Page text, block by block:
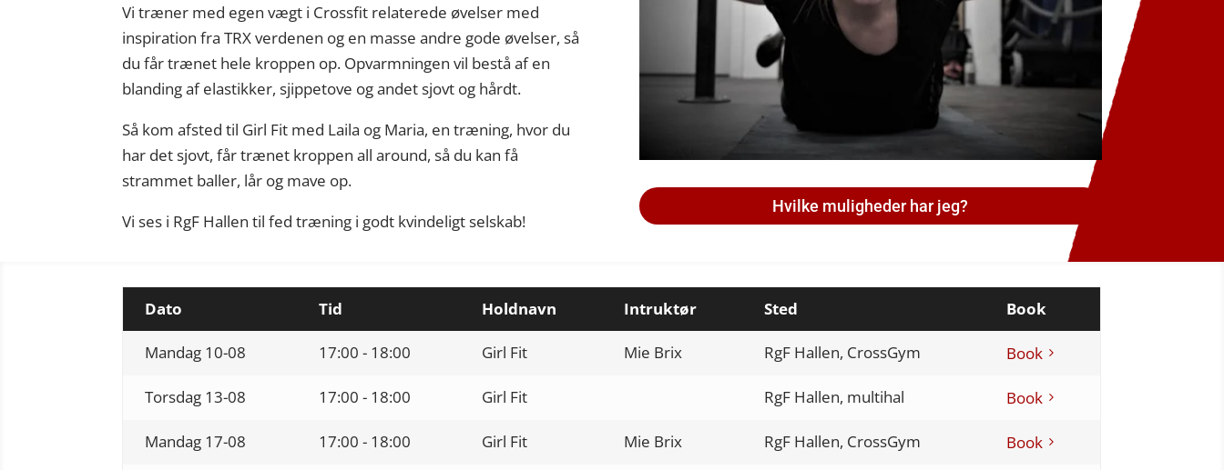
Vi træner med egen vægt i Crossfit relaterede øvelser med
inspiration fra TRX verdenen og en masse andre gode øvelser, så
du får trænet hele kroppen op. Opvarmningen vil bestå af en
blanding af elastikker, sjippetove og andet sjovt og hårdt.
Så kom afsted til Girl Fit med Laila og Maria, en træning, hvor du
har det sjovt, får trænet kroppen all around, så du kan få
strammet baller, lår og mave op.
Vi ses i RgF Hallen til fed træning i godt kvindeligt selskab!
Hvilke muligheder har jeg?
Dato Tid Holdnavn Intruktør Sted Book
Mandag 10-08 17:00 - 18:00 Girl Fit Mie Brix RgF Hallen, CrossGym Book
Torsdag 13-08 17:00 - 18:00 Girl Fit RgF Hallen, multihal Book
Mandag 17-08 17:00 - 18:00 Girl Fit Mie Brix RgF Hallen, CrossGym Book